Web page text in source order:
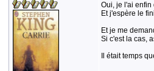
Oui, je l'ai enfin
Et j'espère le
Et je me
Si c'est la cas,
Il était temps